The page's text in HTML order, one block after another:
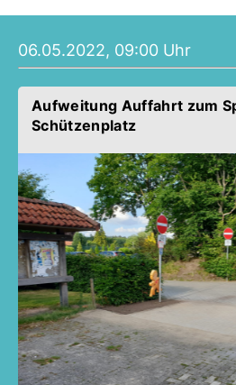
06.05.2022, 09:00 Uhr
Aufweitung Auffahrt zum
Schützenplatz